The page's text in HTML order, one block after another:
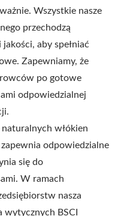
Wszystkie nasze
przechodzą
aby spełniać
Zapewniamy, że
po gotowe
odpowiedzialnej
włókien
odpowiedzialne
się do
W ramach
nasza
BSCI